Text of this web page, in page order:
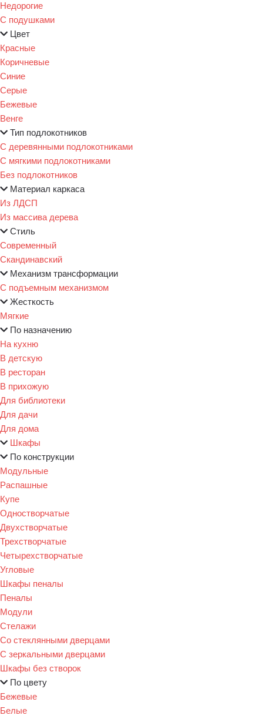
Недорогие
С подушками
Цвет
Красные
Коричневые
Синие
Серые
Бежевые
Венге
Тип подлокотников
С деревянными подлокотниками
С мягкими подлокотниками
Без подлокотников
Материал каркаса
Из ЛДСП
Из массива дерева
Стиль
Современный
Скандинавский
Механизм трансформации
С подъемным механизмом
Жесткость
Мягкие
По назначению
На кухню
В детскую
В ресторан
В прихожую
Для библиотеки
Для дачи
Для дома
Шкафы
По конструкции
Модульные
Распашные
Купе
Одностворчатые
Двухстворчатые
Трехстворчатые
Четырехстворчатые
Угловые
Шкафы пеналы
Пеналы
Модули
Стелажи
Со стеклянными дверцами
С зеркальными дверцами
Шкафы без створок
По цвету
Бежевые
Белые